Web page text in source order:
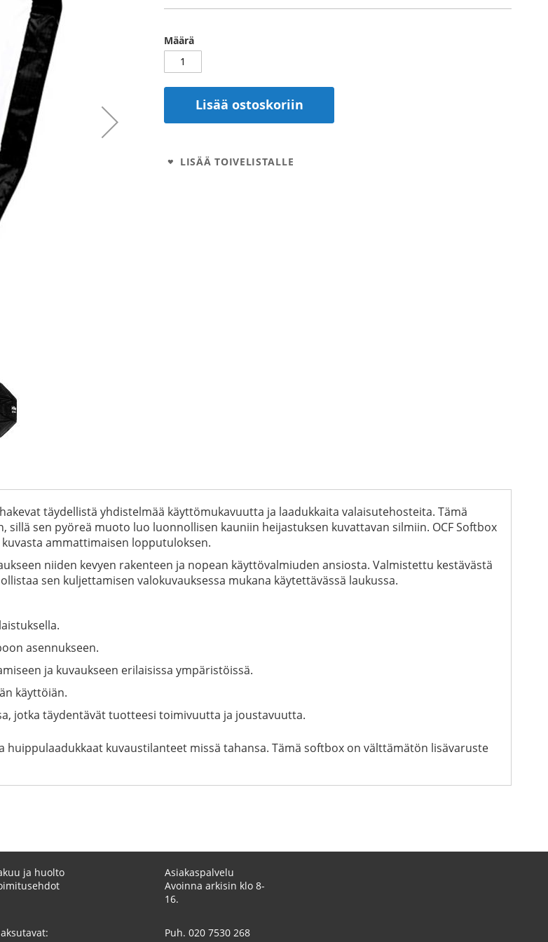
Määrä
Lisää ostoskoriin
LISÄÄ TOIVELISTALLE
täydellistä yhdistelmää käyttömukavuutta ja laadukkaita valaisutehosteita. Tämä
sen pyöreä muoto luo luonnollisen kauniin heijastuksen kuvattavan silmiin. OCF Softbox
ammattimaisen lopputuloksen.
niiden kevyen rakenteen ja nopean käyttövalmiuden ansiosta. Valmistettu kestävästä
sen kuljettamisen valokuvauksessa mukana käytettävässä laukussa.
asennukseen.
ja kuvaukseen erilaisissa ympäristöissä.
käyttöiän.
jotka täydentävät tuotteesi toimivuutta ja joustavuutta.
kuvaustilanteet missä tahansa. Tämä softbox on välttämätön lisävaruste
ja huolto
Asiakaspalvelu
Avoinna arkisin klo 8-
16.
Puh. 020 7530 268